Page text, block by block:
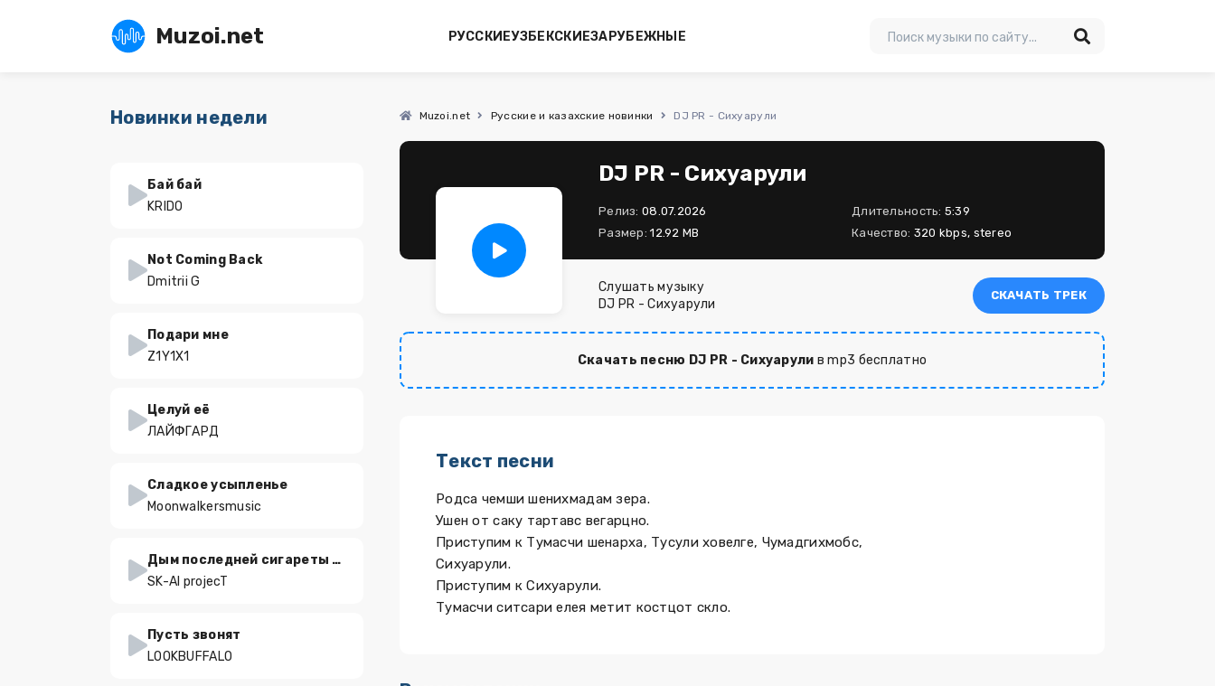
Muzoi.net РУССКИЕУЗБЕКСКИЕЗАРУБЕЖНЫЕ
Muzoi.net Русские и казахские новинки DJ PR - Сихуарули
DJ PR - Сихуарули
Релиз: 08.07.2026 Длительность: 5:39
Размер: 12.92 MB Качество: 320 kbps, stereo
Слушать музыку
DJ PR - Сихуарули
СКАЧАТЬ ТРЕК
Скачать песню DJ PR - Сихуарули в mp3 бесплатно
Текст песни
Родса чемши шенихмадам зера.
Ушен от саку тартавс вегарцно.
Приступим к Тумасчи шенарха, Тусули ховелге, Чумадгихмобс,
Сихуарули.
Приступим к Сихуарули.
Тумасчи ситсари елея метит костцот скло.
Новинки недели
Бай бай
KRIDO
Not Coming Back
Dmitrii G
Подари мне
Z1Y1X1
Целуй её
ЛАЙФГАРД
Сладкое усыпленье
Moonwalkersmusic
Дым последней сигареты (Reimagined)
SK-AI projecT
Пусть звонят
LOOKBUFFALO